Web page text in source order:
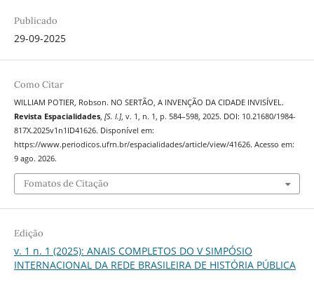
Publicado
29-09-2025
Como Citar
WILLIAM POTIER, Robson. NO SERTÃO, A INVENÇÃO DA CIDADE INVISÍVEL.
Revista Espacialidades, [S. l.], v. 1, n. 1, p. 584–598, 2025. DOI: 10.21680/1984-
817X.2025v1n1ID41626. Disponível em:
https://www.periodicos.ufrn.br/espacialidades/article/view/41626. Acesso em:
9 ago. 2026.
Fomatos de Citação
Edição
v. 1 n. 1 (2025): ANAIS COMPLETOS DO V SIMPÓSIO
INTERNACIONAL DA REDE BRASILEIRA DE HISTÓRIA PÚBLICA